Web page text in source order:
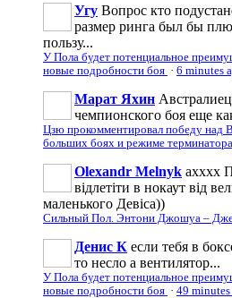
Угу Вопрос кто
размер ринга был бы
пользу...
У Пола будет потенциальное
новые подробности боя · 6 minutes
Марат Яхин
чемпионского боя еще
Цзю прокомментировал победу над
больших боях и режиме терминатора
Olexandr Melnyk ахххх
відлетіти в нокаут від
маленького Девіса))
Сильный Пол. Энтони Джошуа –
Денис К если тебя в
то несло а вентилятор...
У Пола будет потенциальное
новые подробности боя · 49 minutes